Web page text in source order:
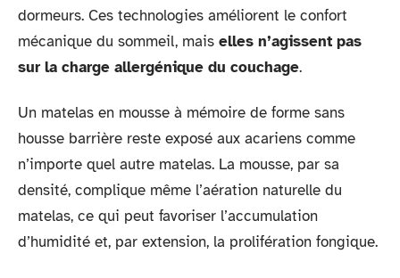
dormeurs. Ces technologies améliorent le confort
mécanique du sommeil, mais elles n’agissent pas
sur la charge allergénique du couchage.
Un matelas en mousse à mémoire de forme sans
housse barrière reste exposé aux acariens comme
n’importe quel autre matelas. La mousse, par sa
densité, complique même l’aération naturelle du
matelas, ce qui peut favoriser l’accumulation
d’humidité et, par extension, la prolifération fongique.